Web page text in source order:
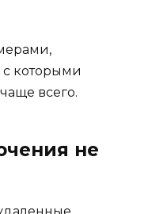
которыми
всего.
не